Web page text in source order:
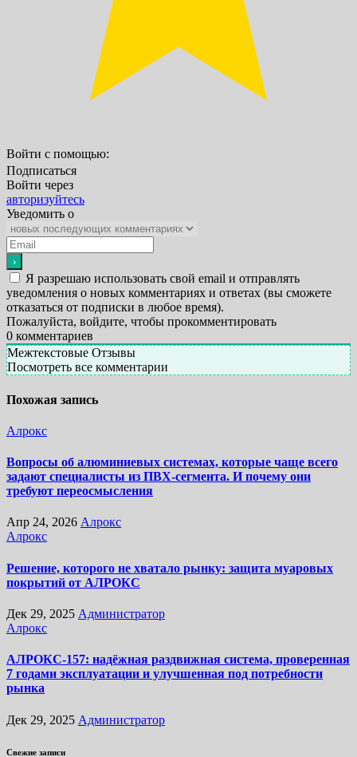
Войти с помощью:
Подписаться
Войти через
авторизуйтесь
Уведомить о
Я разрешаю использовать свой email и отправлять
уведомления о новых комментариях и ответах (вы cможете
отказаться от подписки в любое время).
Пожалуйста, войдите, чтобы прокомментировать
0 комментариев
Межтекстовые Отзывы
Посмотреть все комментарии
Похожая запись
Алрокс
Вопросы об алюминиевых системах, которые чаще всего
задают специалисты из ПВХ-сегмента. И почему они
требуют переосмысления
Апр 24, 2026 Алрокс
Алрокс
Решение, которого не хватало рынку: защита муаровых
покрытий от АЛРОКС
Дек 29, 2025 Администратор
Алрокс
АЛРОКС-157: надёжная раздвижная система, проверенная
7 годами эксплуатации и улучшенная под потребности
рынка
Дек 29, 2025 Администратор
Свежие записи